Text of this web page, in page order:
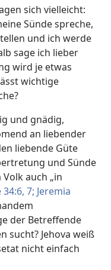
sich vielleicht:
Sünde spreche,
und ich werde
sage ich lieber
wird je etwas
wichtige
und gnädig,
an liebender
liebende Güte
und Sünde
auch „in
7; Jeremia
der Betreffende
sucht? Jehova weiß
nicht einfach